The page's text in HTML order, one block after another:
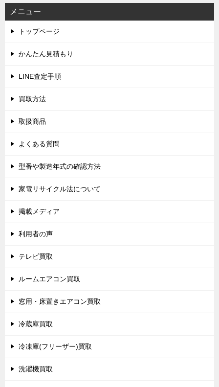
メニュー
トップページ
かんたん見積もり
LINE査定手順
買取方法
取扱商品
よくある質問
型番や製造年式の確認方法
家電リサイクル法について
掲載メディア
利用者の声
テレビ買取
ルームエアコン買取
窓用・床置きエアコン買取
冷蔵庫買取
冷凍庫(フリーザー)買取
洗濯機買取